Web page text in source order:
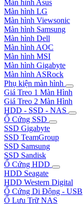
Màn hình Asus
Màn hình LG
Màn hình Viewsonic
Màn hình Samsung
Màn hình Dell
Màn hình AOC
Màn hình MSI
Màn hình Gigabyte
Màn hình ASRock
Phụ kiện màn hình
Giá Treo 1 Màn Hình
Giá Treo 2 Màn Hình
HDD - SSD - NAS
Ổ Cứng SSD
SSD Gigabyte
SSD TeamGroup
SSD Samsung
SSD Sandisk
Ổ Cứng HDD
HDD Seagate
HDD Western Digital
Ổ Cứng Di Động - USB
Ổ Lưu Trữ NAS